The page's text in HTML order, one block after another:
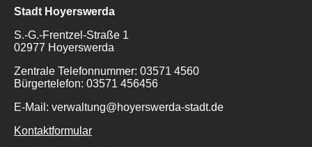
Stadt Hoyerswerda
S.-G.-Frentzel-Straße 1
02977 Hoyerswerda
Zentrale Telefonnummer: 03571 4560
Bürgertelefon: 03571 456456
E-Mail: verwaltung@hoyerswerda-stadt.de
Kontaktformular